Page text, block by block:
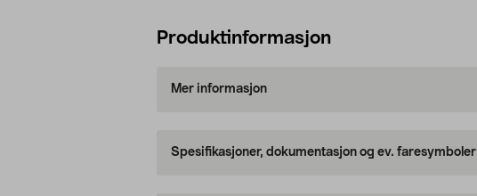
Produktinformasjon
Mer informasjon
Spesifikasjoner, dokumentasjon og ev. faresymboler